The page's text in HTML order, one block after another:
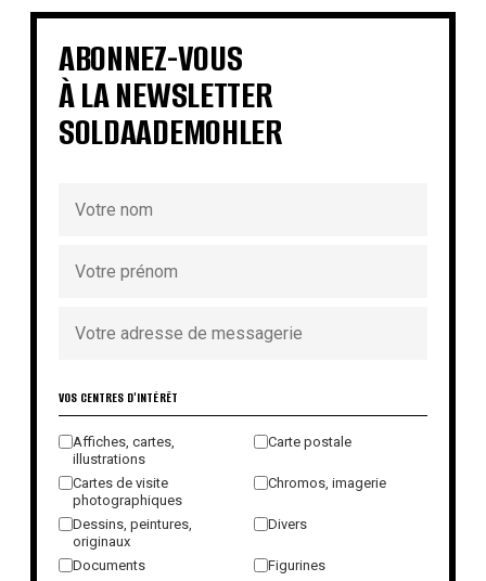
€
€ € €
€ €
ABONNEZ-VOUS
À LA NEWSLETTER
SOLDAADEMOHLER
VOS CENTRES D'INTÉRÊT
Affiches, cartes,
illustrations
Carte postale
Cartes de visite
photographiques
Chromos, imagerie
Dessins, peintures,
originaux
Divers
Documents
Figurines